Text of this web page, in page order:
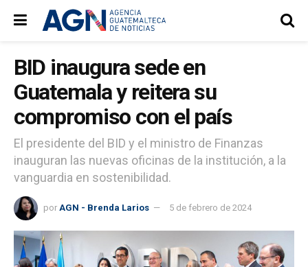
BID inaugura sede en
Guatemala y reitera su
compromiso con el país
El presidente del BID y el ministro de Finanzas
inauguran las nuevas oficinas de la institución, a la
vanguardia en sostenibilidad.
por AGN - Brenda Larios 5 de febrero de 2024